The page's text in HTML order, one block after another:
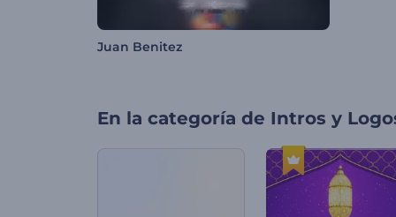
Juan Benitez
En la categoría de Intros y